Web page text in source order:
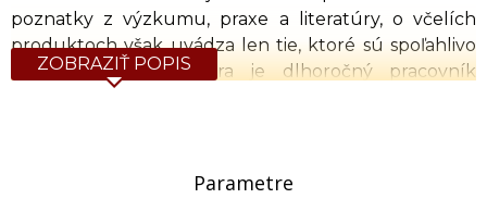
poznatky z výzkumu, praxe a literatúry, o včelích
produktoch však uvádza len tie, ktoré sú spoľahlivo
overené. Dalibor Titěra je dlhoročný pracovník
produktoch napísal túto príručku. Kniha veľmi
ZOBRAZIŤ POPIS
Parametre